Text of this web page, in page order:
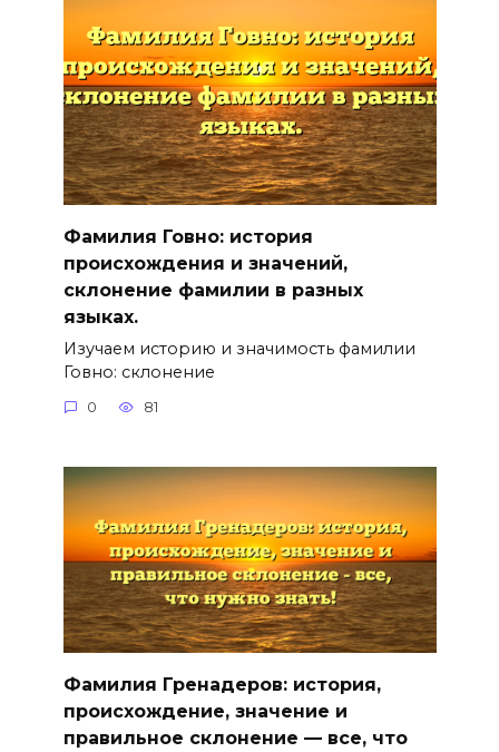
Фамилия Говно: история
происхождения и значений,
склонение фамилии в разных
языках.
Изучаем историю и значимость фамилии
Говно: склонение
0 81
Фамилия Гренадеров: история,
происхождение, значение и
правильное склонение — все, что